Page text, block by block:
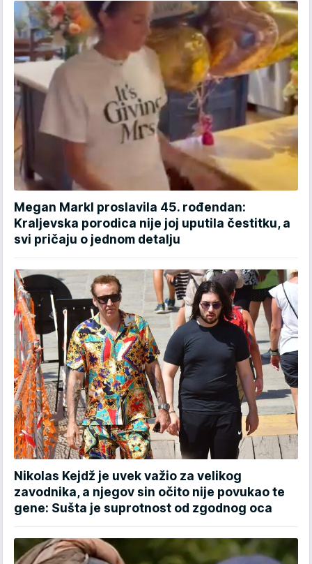
Megan Markl proslavila 45. rođendan:
Kraljevska porodica nije joj uputila čestitku, a
svi pričaju o jednom detalju
Nikolas Kejdž je uvek važio za velikog
zavodnika, a njegov sin očito nije povukao te
gene: Sušta je suprotnost od zgodnog oca